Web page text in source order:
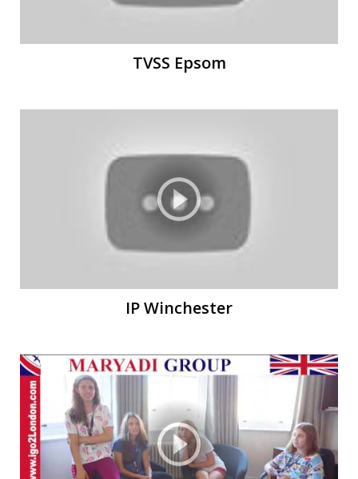
Ы
Ы
TVSS Epsom
IP Winchester